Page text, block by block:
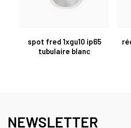
spot fred 1xgu10 ip65
tubulaire blanc
NEWSLETTER